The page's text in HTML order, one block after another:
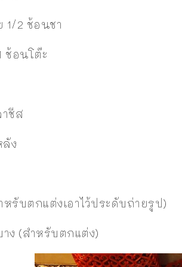
1/2 ช้อนชา
ช้อนโต๊ะ
ชีส
ลัง
หรับตกแต่งเอาไว้ประดับถ่ายรูป)
ง (สำหรับตกแต่ง)